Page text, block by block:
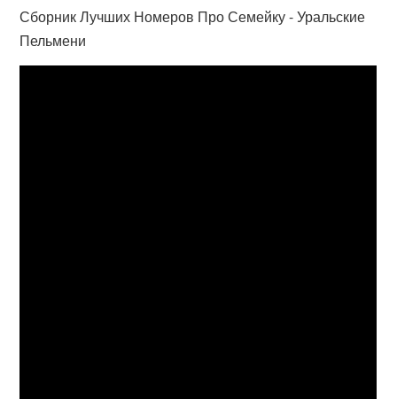
Сборник Лучших Номеров Про Семейку - Уральские
Пельмени